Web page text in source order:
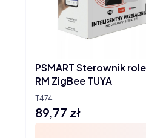
T474
PSMART Sterownik
RM ZigBee TUYA
Cena
89,77 zł